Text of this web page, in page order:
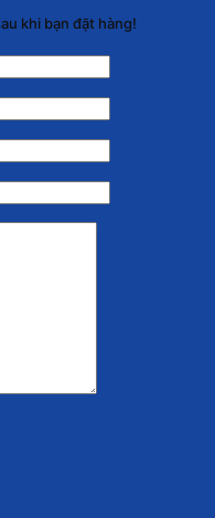
khi bạn đặt hàng!